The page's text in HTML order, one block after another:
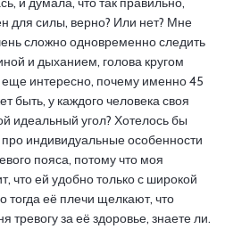
для силы, верно? Или нет? Мне
сложно одновременно следить
и дыханием, голова кругом
еще интересно, почему именно 45
быть, у каждого человека своя
идеальный угол? Хотелось бы
индивидуальные особенности
пояса, потому что моя
что ей удобно только с широкой
тогда её плечи щелкают, что
тревогу за её здоровье, знаете ли.